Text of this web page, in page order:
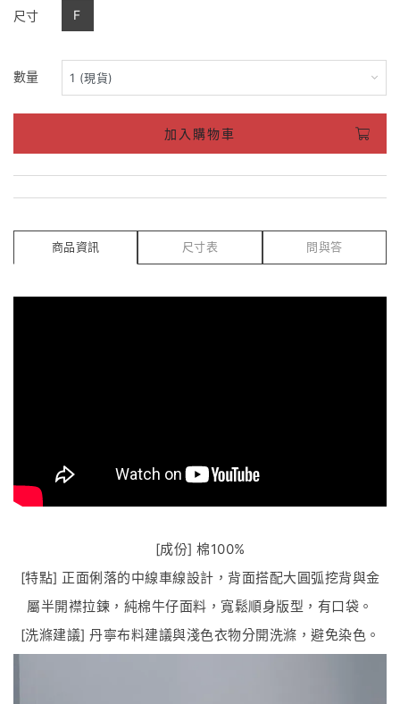
尺寸 F
數量
加入購物車
商品資訊 尺寸表 問與答
[成份] 棉100%
[特點] 正面俐落的中線車線設計，背面搭配大圓弧挖背與金
屬半開襟拉鍊，純棉牛仔面料，寬鬆順身版型，有口袋。
[洗滌建議] 丹寧布料建議與淺色衣物分開洗滌，避免染色。